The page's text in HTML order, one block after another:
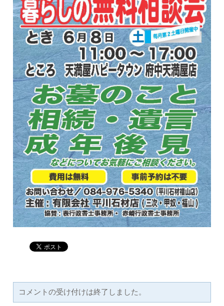
コメントの受け付けは終了しました。
建設業に関連する各種申請届出
農地法に基づく許認可
アクセス
よく寄せられるご質問
お問い合わせ
お客様の個人情報保護に関する基
本方針
特定商取引法に基づく表示
GALLERY
リンク